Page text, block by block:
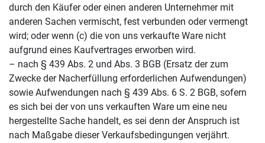
durch den Käufer oder einen anderen Unternehmer mit
anderen Sachen vermischt, fest verbunden oder vermengt
wird; oder wenn (c) die von uns verkaufte Ware nicht
aufgrund eines Kaufvertrages erworben wird.
– nach § 439 Abs. 2 und Abs. 3 BGB (Ersatz der zum
Zwecke der Nacherfüllung erforderlichen Aufwendungen)
sowie Aufwendungen nach § 439 Abs. 6 S. 2 BGB, sofern
es sich bei der von uns verkauften Ware um eine neu
hergestellte Sache handelt, es sei denn der Anspruch ist
nach Maßgabe dieser Verkaufsbedingungen verjährt.